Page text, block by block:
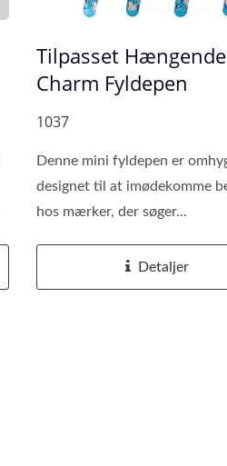
Tilpasset Hængende
Charm Fyldepen
1037
Denne mini fyldepen er
designet til at imødekomme
hos mærker, der søger...
Detaljer